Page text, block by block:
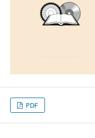
PDF